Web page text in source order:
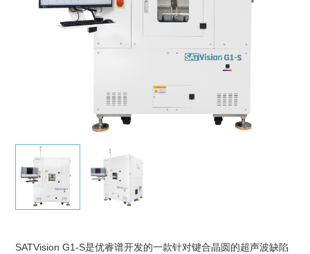
SATVision G1-S是优睿谱开发的一款针对键合晶圆的超声波缺陷